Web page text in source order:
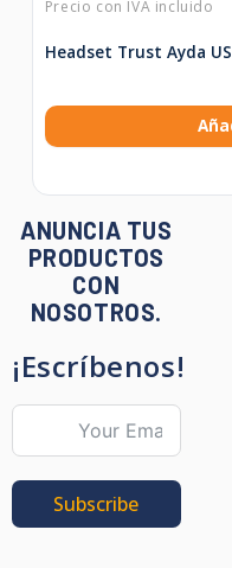
Headset Trust Ayda
ANUNCIA TUS
PRODUCTOS
CON
NOSOTROS.
¡Escríbenos!
Subscribe